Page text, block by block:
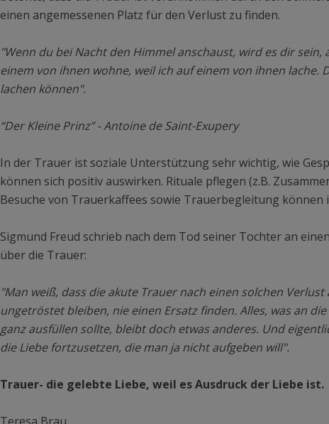
einen angemessenen Platz für den Verlust zu finden.
"Wenn du bei Nacht den Himmel anschaust, wird es dir sein,
einem von ihnen wohne, weil ich auf einem von ihnen lache.
lachen können".
“Der Kleine Prinz” - Antoine de Saint-Exupery
In der Trauer ist soziale Unterstützung sehr wichtig, wie
können sich positiv auswirken. Rituale pflegen (z.B.
Besuche von Trauerkaffees sowie Trauerbegleitung können
Sigmund Freud schrieb nach dem Tod seiner Tochter an
über die Trauer:
"Man weiß, dass die akute Trauer nach einen solchen
ungetröstet bleiben, nie einen Ersatz finden. Alles, was an
ganz ausfüllen sollte, bleibt doch etwas anderes. Und
die Liebe fortzusetzen, die man ja nicht aufgeben will".
Trauer- die gelebte Liebe, weil es Ausdruck der Liebe ist.